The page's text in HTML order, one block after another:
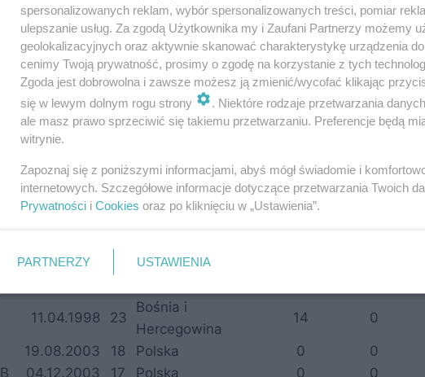
Niewulis
Kun, Wdowiak, Wydra, Kovačević, Sturgeon
Kraj 2016/17 2017/18 2018/19 2019/20
Pol 0,000 0,000
w II rundzie, rozstawiony w III, nierozstawiony w IV.
Data
Wiek
mecze/gole w
11.04.1998 23
Bośnia i
Hercegowina
14 0
19.08.2003 18 Polska 0 0
B 04.12.2003 17 Polska 0 0
spersonalizowanych reklam, wybór spersonalizowanych treści, pomiar
ulepszanie usług. Za zgodą Użytkownika my i Zaufani Partnerzy możemy
geolokalizacyjnych oraz aktywnie skanować charakterystykę urządzenia
cenimy Twoją prywatność, prosimy o zgodę na korzystanie z tych
Zgoda jest dobrowolna i zawsze możesz ją zmienić/wycofać klikając
się w lewym dolnym rogu strony
. Niektóre rodzaje przetwarzania
ale masz prawo sprzeciwić się takiemu przetwarzaniu. Preferencje będą
witrynie.
Zapoznaj się z poniższymi informacjami, abyś mógł świadomie i
internetowych. Szczegółowe informacje dotyczące przetwarzania Twoich
Prywatności i Cookies oraz po kliknięciu w „Ustawienia”.
PARTNERZY USTAWIENIA